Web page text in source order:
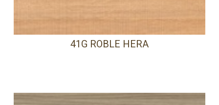
41G ROBLE HERA